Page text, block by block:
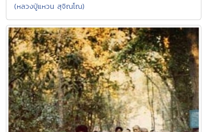
(หลวงปู่แหวน สุจิณโณ)